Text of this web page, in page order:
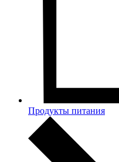
Продукты питания